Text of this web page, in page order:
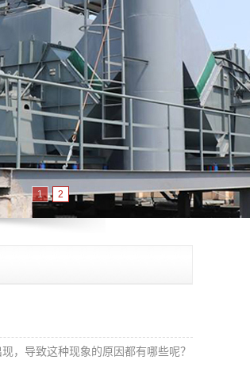
1 2
，导致这种现象的原因都有哪些呢？